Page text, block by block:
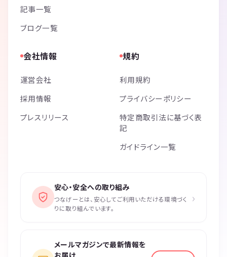
記事一覧
ブログ一覧
会社情報
運営会社
採用情報
プレスリリース
規約
利用規約
プライバシーポリシー
特定商取引法に基づく表
記
ガイドライン一覧
安心・安全への取り組み
つなげーとは、安心してご利用いただける環境づく
りに取り組んでいます。
›
メールマガジンで最新情報を
お届け